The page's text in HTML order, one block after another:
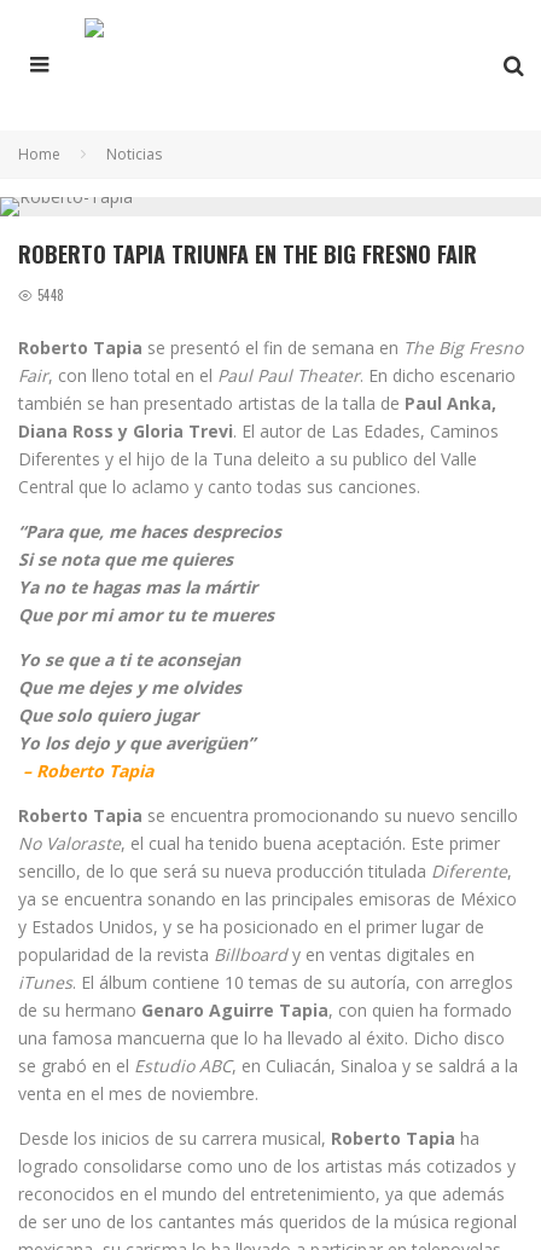
Home Noticias
ROBERTO TAPIA TRIUNFA EN THE BIG FRESNO FAIR
5448
Roberto Tapia se presentó el fin de semana en The Big Fresno
Fair, con lleno total en el Paul Paul Theater. En dicho escenario
también se han presentado artistas de la talla de Paul Anka,
Diana Ross y Gloria Trevi. El autor de Las Edades, Caminos
Diferentes y el hijo de la Tuna deleito a su publico del Valle
Central que lo aclamo y canto todas sus canciones.
“Para que, me haces desprecios
Si se nota que me quieres
Ya no te hagas mas la mártir
Que por mi amor tu te mueres
Yo se que a ti te aconsejan
Que me dejes y me olvides
Que solo quiero jugar
Yo los dejo y que averigüen”
– Roberto Tapia
Roberto Tapia se encuentra promocionando su nuevo sencillo
No Valoraste, el cual ha tenido buena aceptación. Este primer
sencillo, de lo que será su nueva producción titulada Diferente,
ya se encuentra sonando en las principales emisoras de México
y Estados Unidos, y se ha posicionado en el primer lugar de
popularidad de la revista Billboardy en ventas digitales en
iTunes. El álbum contiene 10 temas de su autoría, con arreglos
de su hermano Genaro Aguirre Tapia, con quien ha formado
una famosa mancuerna que lo ha llevado al éxito. Dicho disco
se grabó en el Estudio ABC, en Culiacán, Sinaloa y se saldrá a la
venta en el mes de noviembre.
Desde los inicios de su carrera musical, Roberto Tapia ha
logrado consolidarse como uno de los artistas más cotizados y
reconocidos en el mundo del entretenimiento, ya que además
de ser uno de los cantantes más queridos de la música regional